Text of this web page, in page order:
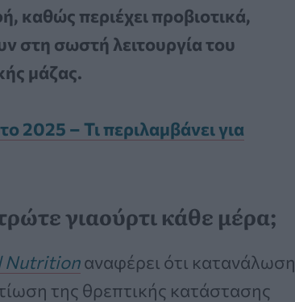
καθώς περιέχει προβιοτικά,
στη σωστή λειτουργία του
μάζας.
2025 – Τι περιλαμβάνει για
γιαούρτι κάθε μέρα;
Nutritionαναφέρει ότι κατανάλωση
της θρεπτικής κατάστασης